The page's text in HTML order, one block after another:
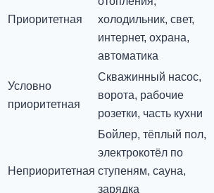
Приоритетная
холодильник, свет,
интернет, охрана,
автоматика
Условно
приоритетная
Скважинный насос,
ворота, рабочие
розетки, часть кухни
Неприоритетная
Бойлер, тёплый пол,
электрокотёл по
ступеням, сауна,
зарядка